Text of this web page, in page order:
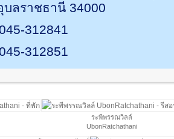
ลราชธานี 34000
312841
312851
ระพีพรรณวิลล์
UbonRatchathani